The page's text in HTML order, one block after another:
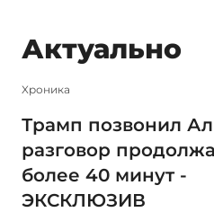
Актуально
Xроника
Трамп позвонил
разговор
более 40 минут -
ЭКСКЛЮЗИВ